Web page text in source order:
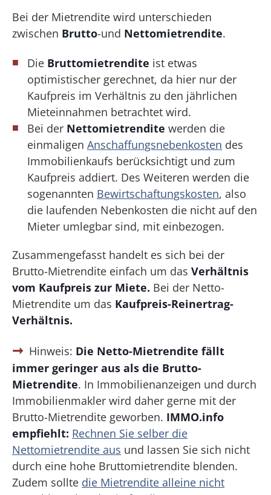
Bei der Mietrendite wird unterschieden
zwischen Brutto-und Nettomietrendite.
Die Bruttomietrendite ist etwas
optimistischer gerechnet, da hier nur der
Kaufpreis im Verhältnis zu den jährlichen
Mieteinnahmen betrachtet wird.
Bei der Nettomietrendite werden die
einmaligenAnschaffungsnebenkosten des
Immobilienkaufs berücksichtigt und zum
Kaufpreis addiert. Des Weiteren werden die
sogenannten Bewirtschaftungskosten, also
die laufenden Nebenkosten die nicht auf den
Mieter umlegbar sind, mit einbezogen.
Zusammengefasst handelt es sich bei der
Brutto-Mietrendite einfach um dasVerhältnis
vom Kaufpreis zur Miete. Bei der Netto-
Mietrendite um das Kaufpreis-Reinertrag-
Verhältnis.
Hinweis: Die Netto-Mietrendite fällt
immer geringer aus als die Brutto-
Mietrendite. In Immobilienanzeigen und durch
Immobilienmakler wird daher gerne mit der
Brutto-Mietrendite geworben. IMMO.info
empfiehlt: Rechnen Sie selber die
Nettomietrendite aus und lassen Sie sich nicht
durch eine hohe Bruttomietrendite blenden.
Zudem sollte die Mietrendite alleine nicht